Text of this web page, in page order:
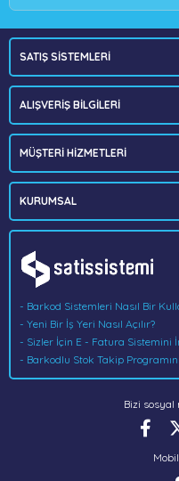
SATIŞ SİSTEMLERİ
ALIŞVERİŞ BİLGİLERİ
MÜŞTERİ HİZMETLERİ
KURUMSAL
- Barkod Sistemleri Nasıl Bir
- Yeni Bir İş Yeri Nasıl Açılır?
- Sizler İçin E - Fatura Sistemini
- Barkodlu Stok Takip
Bizi sosyal